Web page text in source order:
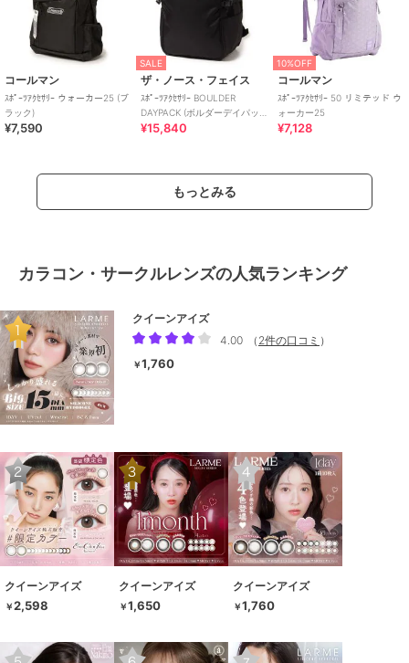
コールマン
ｽﾎﾟｰﾂｱｸｾｻﾘｰ ウォーカー25 (ブ
ラック)
¥7,590
SALE
ザ・ノース・フェイス
ｽﾎﾟｰﾂｱｸｾｻﾘｰ BOULDER
DAYPACK (ボルダーデイパッ
ク)
¥15,840
10%OFF
コールマン
ｽﾎﾟｰﾂｱｸｾｻﾘｰ 50 リミテッド ウ
ォーカー25
¥7,128
もっとみる
カラコン・サークルレンズの人気ランキング
クイーンアイズ
4.00
（ 2件の口コミ ）
￥1,760
クイーンアイズ
￥2,598
クイーンアイズ
￥1,650
クイーンアイズ
￥1,760